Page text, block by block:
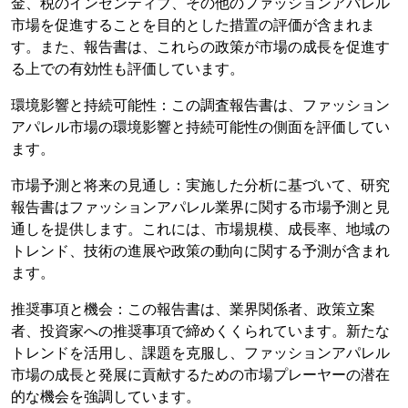
市場を促進することを目的とした措置の評価が含まれま
す。また、報告書は、これらの政策が市場の成長を促進す
る上での有効性も評価しています。
環境影響と持続可能性：この調査報告書は、ファッション
アパレル市場の環境影響と持続可能性の側面を評価してい
ます。
市場予測と将来の見通し：実施した分析に基づいて、研究
報告書はファッションアパレル業界に関する市場予測と見
通しを提供します。これには、市場規模、成長率、地域の
トレンド、技術の進展や政策の動向に関する予測が含まれ
ます。
推奨事項と機会：この報告書は、業界関係者、政策立案
者、投資家への推奨事項で締めくくられています。新たな
トレンドを活用し、課題を克服し、ファッションアパレル
市場の成長と発展に貢献するための市場プレーヤーの潜在
的な機会を強調しています。